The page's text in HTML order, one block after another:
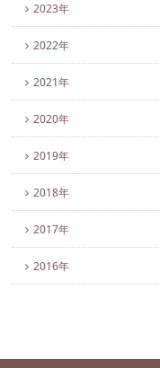
2023年
2022年
2021年
2020年
2019年
2018年
2017年
2016年